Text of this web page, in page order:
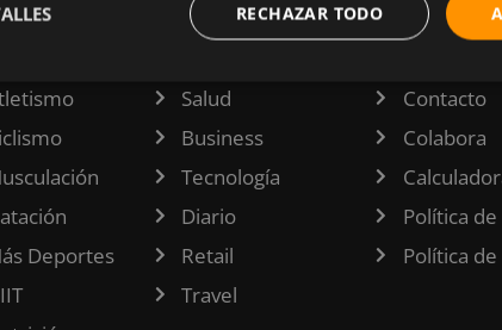
Deportes
Salud
Business
Tecnología
Diario
Retail
Travel
Contacto
Colabora
Política
Política
RECHAZAR TODO